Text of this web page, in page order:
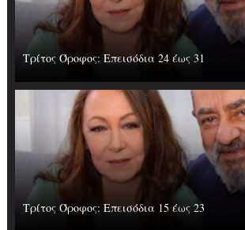
Τρίτος Όροφος: Επεισόδια 24 έως 31
Τρίτος Όροφος: Επεισόδια 15 έως 23